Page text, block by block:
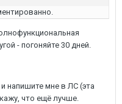
- погоняйте 30 дней.
напишите мне в ЛС (эта
что ещё лучше.